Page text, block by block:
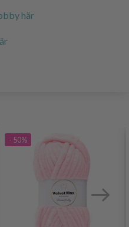
här
- 50%